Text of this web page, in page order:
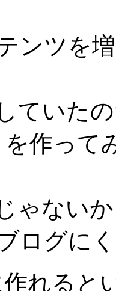
ンツを
ていた
を作って
ゃない
ログに
作れると